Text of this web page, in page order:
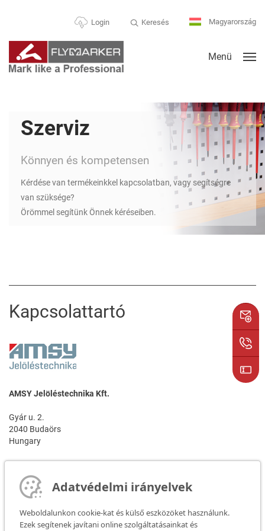
Login Keresés Magyarország
Menü
Szerviz
Könnyen és kompetensen
Kérdése van termékeinkkel kapcsolatban, vagy segítségre
van szüksége?
Örömmel segítünk Önnek kéréseiben.
Kapcsolattartó
AMSY Jelöléstechnika Kft.
Gyár u. 2.
2040 Budaörs
Hungary
Mr. Sándor Szőllősi & Mr. Tamás Kapcsándi
Telefon: +36 23 500 422
Telefax: +36 23 500 428
Adatvédelmi irányelvek
Weboldalunkon cookie-kat és külső eszközöket használunk.
Ezek segítenek javítani online szolgáltatásainkat és